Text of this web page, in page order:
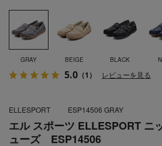
GRAY BEIGE BLACK
エル スポーツ ELLESPORT ニ
ューズ ESP14506
5.0 （1） レビューを見る
ELLESPORT ESP14506 GRAY